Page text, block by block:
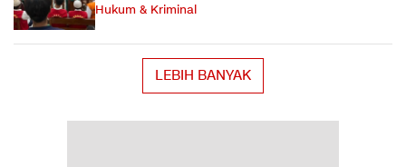
Hukum & Kriminal
LEBIH BANYAK